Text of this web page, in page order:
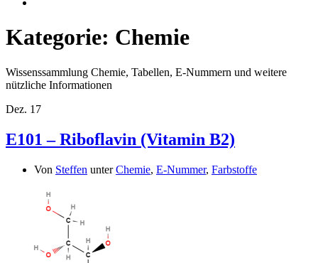
Kategorie: Chemie
Wissenssammlung Chemie, Tabellen, E-Nummern und weitere
nützliche Informationen
Dez. 17
E101 – Riboflavin (Vitamin B2)
Von Steffen unterChemie, E-Nummer, Farbstoffe